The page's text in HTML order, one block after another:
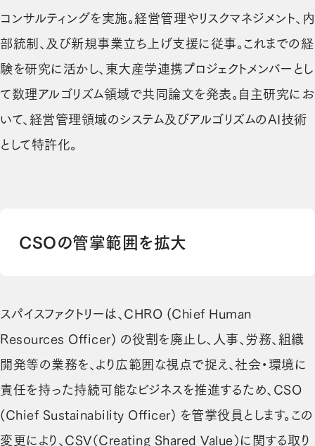
コンサルティングを実施。経営管理やリスクマネジメント、内
部統制、及び新規事業立ち上げ支援に従事。これまでの経
験を研究に活かし、東大産学連携プロジェクトメンバーとし
て数理アルゴリズム領域で共同論文を発表。自主研究にお
いて、経営管理領域のシステム及びアルゴリズムのAI技術
として特許化。
CSOの管掌範囲を拡大
スパイスファクトリーは、CHRO (Chief Human
Resources Officer) の役割を廃止し、人事、労務、組織
開発等の業務を、より広範囲な視点で捉え、社会・環境に
責任を持った持続可能なビジネスを推進するため、CSO
(Chief Sustainability Officer) を管掌役員とします。この
変更により、CSV（Creating Shared Value）に関する取り